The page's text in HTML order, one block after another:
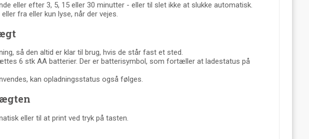
eller efter 3, 5, 15 eller 30 minutter - eller til slet ikke at slukke automatisk.
fra eller kun lyse, når der vejes.
så den altid er klar til brug, hvis de står fast et sted.
6 stk AA batterier. Der er batterisymbol, som fortæller at ladestatus på
kan opladningsstatus også følges.
eller til at print ved tryk på tasten.